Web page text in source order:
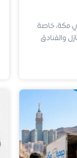
مكة، خاصة
والفنادق